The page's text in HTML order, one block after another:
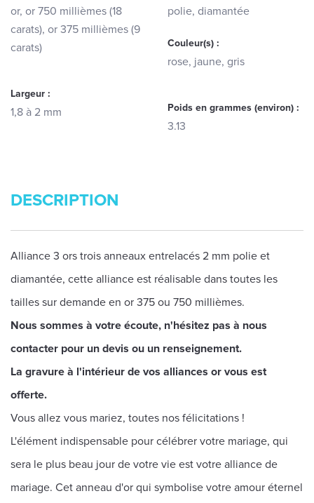
or, or 750 millièmes (18
carats), or 375 millièmes (9
carats)
polie, diamantée
Couleur(s) :
rose, jaune, gris
Largeur :
1,8 à 2 mm Poids en grammes (environ) :
3.13
DESCRIPTION
Alliance 3 ors trois anneaux entrelacés 2 mm polie et
diamantée, cette alliance est réalisable dans toutes les
tailles sur demande en or 375 ou 750 millièmes.
Nous sommes à votre écoute, n'hésitez pas à nous
contacter pour un devis ou un renseignement.
La gravure à l'intérieur de vos alliances or vous est
offerte.
Vous allez vous mariez, toutes nos félicitations !
L'élément indispensable pour célébrer votre mariage, qui
sera le plus beau jour de votre vie est votre alliance de
mariage. Cet anneau d'or qui symbolise votre amour éternel